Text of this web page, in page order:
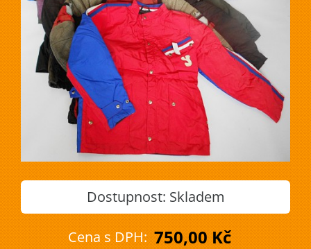
Dostupnost: Skladem
Cena s DPH: 750,00 Kč